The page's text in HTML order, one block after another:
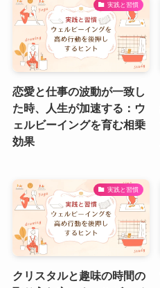
実践と習慣
恋愛と仕事の波動が一致し
た時、人生が加速する：ウ
ェルビーイングを育む相乗
効果
実践と習慣
クリスタルと趣味の時間の